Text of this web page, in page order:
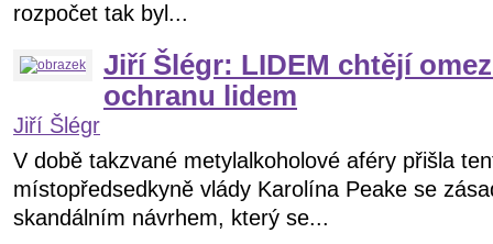
rozpočet tak byl...
Jiří Šlégr: LIDEM chtějí
ochranu lidem
Jiří Šlégr
V době takzvané metylalkoholové aféry přišla
místopředsedkyně vlády Karolína Peake se
skandálním návrhem, který se...